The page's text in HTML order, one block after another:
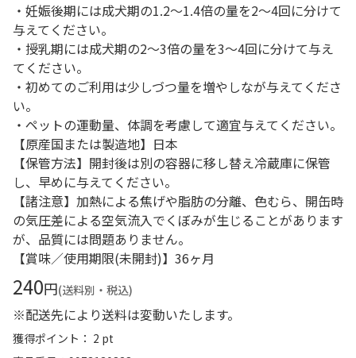
・妊娠後期には成犬期の1.2～1.4倍の量を2～4回に分けて
与えてください。
・授乳期には成犬期の2～3倍の量を3～4回に分けて与え
てください。
・初めてのご利用は少しづつ量を増やしなが与えてくださ
い。
・ペットの運動量、体調を考慮して適宜与えてください。
【原産国または製造地】日本
【保管方法】開封後は別の容器に移し替え冷蔵庫に保管
し、早めに与えてください。
【諸注意】加熱による焦げや脂肪の分離、色むら、開缶時
の気圧差による空気流入でくぼみが生じることがあります
が、品質には問題ありません。
【賞味／使用期限(未開封)】36ヶ月
240円(送料別・税込)
※配送先により送料は変動いたします。
獲得ポイント： 2 pt